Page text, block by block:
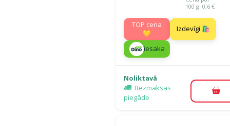
100 g: 0,6 €
TOP cena
💛
Izdevīgi 🛍️
iesaka
Noliktavā
Bezmaksas
piegāde